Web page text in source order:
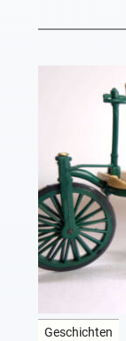
Geschichten